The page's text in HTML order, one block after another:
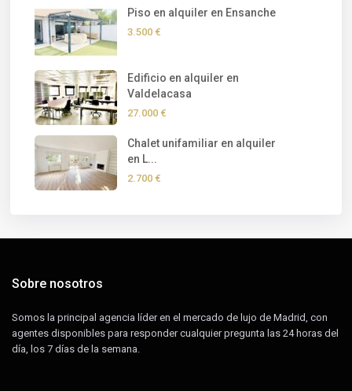
Piso en alquiler en Ensanche
3.500 €
Edificio en alquiler en
Valdelacasa
27.000 €
Chalet unifamiliar en alquiler
en L...
2.700 €
Sobre nosotros
Somos la principal agencia líder en el mercado de lujo de Madrid, con
agentes disponibles para responder cualquier pregunta las 24 horas del
día, los 7 días de la semana.